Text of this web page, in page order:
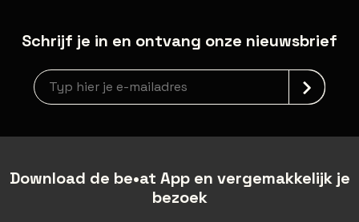
Schrijf je in en ontvang onze nieuwsbrief
Nieuwsbrief aanmelding
Download de be•at App en vergemakkelijk je
bezoek